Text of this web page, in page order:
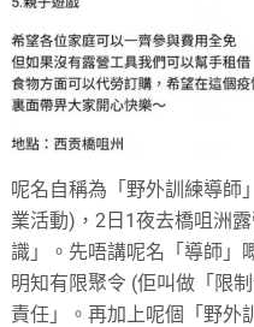
呢名自稱為「野外訓練導師
業活動)，2日1夜去橋咀洲
識」。先唔講呢名「導師」
明知有限聚令 (佢叫做「限
責任」。再加上呢個「野外